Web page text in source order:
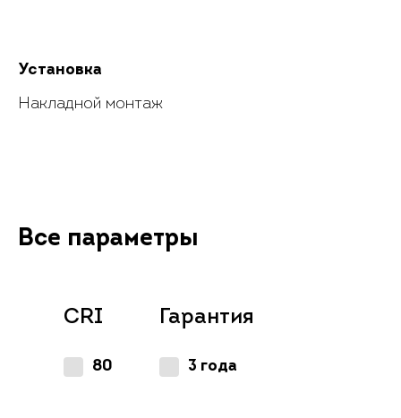
Установка
Накладной монтаж
Все параметры
CRI
80
Гарантия
3 года